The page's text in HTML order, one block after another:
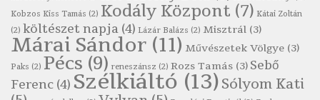
Szélkiáltó
Robert Burns: Skót ital
Szélkáltó
Robert Burns: Skót ital
Szélkiáltó
Kobzos Kiss Tamás (2) Kodály Központ (7) Kátai Zoltán
(2) költészet napja (4) Lázár Balázs (2) Misztrál (3)
Márai Sándor (11) Művészetek Völgye (3)
Paks (2) Pécs (9) reneszánsz (2) Rozs Tamás (3) Sebő
Ferenc (4) Szélkiáltó (13)Sólyom Kati